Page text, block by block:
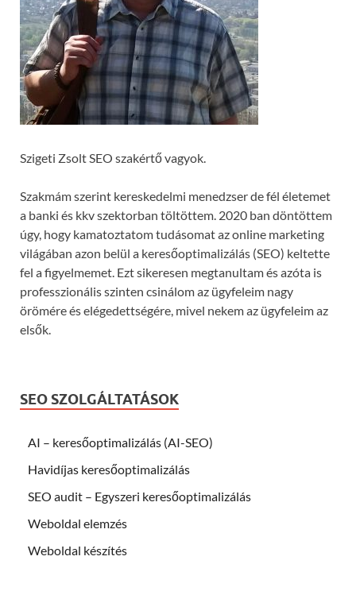
Szigeti Zsolt SEO szakértő vagyok.
Szakmám szerint kereskedelmi menedzser de fél életemet
a banki és kkv szektorban töltöttem. 2020 ban döntöttem
úgy, hogy kamatoztatom tudásomat az online marketing
világában azon belül a keresőoptimalizálás (SEO) keltette
fel a figyelmemet. Ezt sikeresen megtanultam és azóta is
professzionális szinten csinálom az ügyfeleim nagy
örömére és elégedettségére, mivel nekem az ügyfeleim az
elsők.
SEO SZOLGÁLTATÁSOK
AI – keresőoptimalizálás (AI-SEO)
Havidíjas keresőoptimalizálás
SEO audit – Egyszeri keresőoptimalizálás
Weboldal elemzés
Weboldal készítés